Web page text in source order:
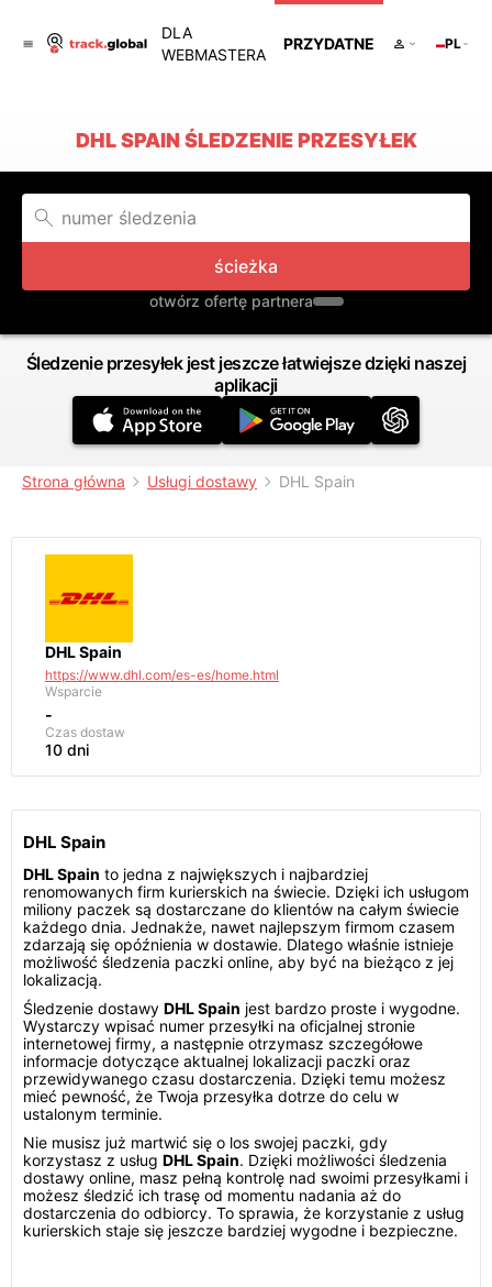
DLA
WEBMASTERA
PRZYDATNE PL
DHL SPAIN ŚLEDZENIE PRZESYŁEK
ścieżka
otwórz ofertę partnera
Śledzenie przesyłek jest jeszcze łatwiejsze dzięki naszej
aplikacji
Strona główna Usługi dostawy DHL Spain
DHL Spain
https://www.dhl.com/es-es/home.html
Wsparcie
-
Czas dostaw
10 dni
DHL Spain
DHL Spain to jedna z największych i najbardziej
renomowanych firm kurierskich na świecie. Dzięki ich usługom
miliony paczek są dostarczane do klientów na całym świecie
każdego dnia. Jednakże, nawet najlepszym firmom czasem
zdarzają się opóźnienia w dostawie. Dlatego właśnie istnieje
możliwość śledzenia paczki online, aby być na bieżąco z jej
lokalizacją.
Śledzenie dostawy DHL Spain jest bardzo proste i wygodne.
Wystarczy wpisać numer przesyłki na oficjalnej stronie
internetowej firmy, a następnie otrzymasz szczegółowe
informacje dotyczące aktualnej lokalizacji paczki oraz
przewidywanego czasu dostarczenia. Dzięki temu możesz
mieć pewność, że Twoja przesyłka dotrze do celu w
ustalonym terminie.
Nie musisz już martwić się o los swojej paczki, gdy
korzystasz z usług DHL Spain. Dzięki możliwości śledzenia
dostawy online, masz pełną kontrolę nad swoimi przesyłkami i
możesz śledzić ich trasę od momentu nadania aż do
dostarczenia do odbiorcy. To sprawia, że korzystanie z usług
kurierskich staje się jeszcze bardziej wygodne i bezpieczne.